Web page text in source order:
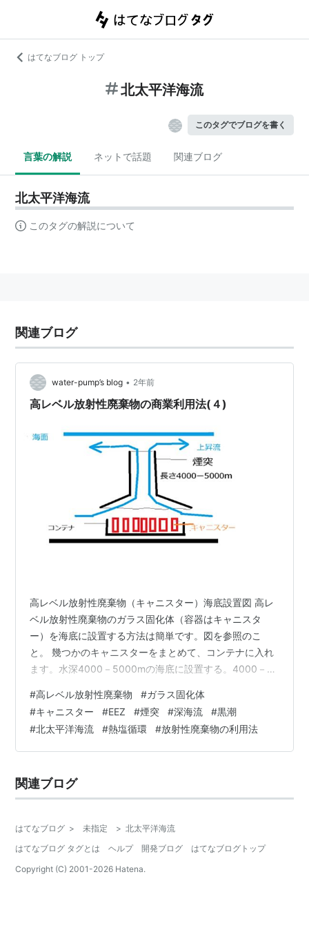
はてなブログ トップ
北太平洋海流
このタグでブログを書く
言葉の解説 ネットで話題 関連ブログ
北太平洋海流
このタグの解説について
関連ブログ
water-pump’s blog • 2年前
高レベル放射性廃棄物の商業利用法(４)
高レベル放射性廃棄物（キャニスター）海底設置図 高レ
ベル放射性廃棄物のガラス固化体（容器はキャニスタ
ー）を海底に設置する方法は簡単です。図を参照のこ
と。 幾つかのキャニスターをまとめて、コンテナに入れ
ます。水深4000－5000mの海底に設置する。4000－
考慮した数字です※1 4000mの海底から、高レベル放射
性廃棄物で加熱された深層水が海面まで上昇する過程で
は周囲の海水が混じりあって、そのまま上昇しないと思
われる。 そのために、4000m－5000m程度の煙突を設
た深層水を海面まで、海…
#高レベル放射性廃棄物 #ガラス固化体
#キャニスター #EEZ #煙突 #深海流 #黒潮
#北太平洋海流 #熱塩循環 #放射性廃棄物の利用法
関連ブログ
はてなブログ > 未指定 > 北太平洋海流
はてなブログ タグとは
ヘルプ 開発ブログ
はてなブログトップ
Copyright (C) 2001-2026 Hatena.